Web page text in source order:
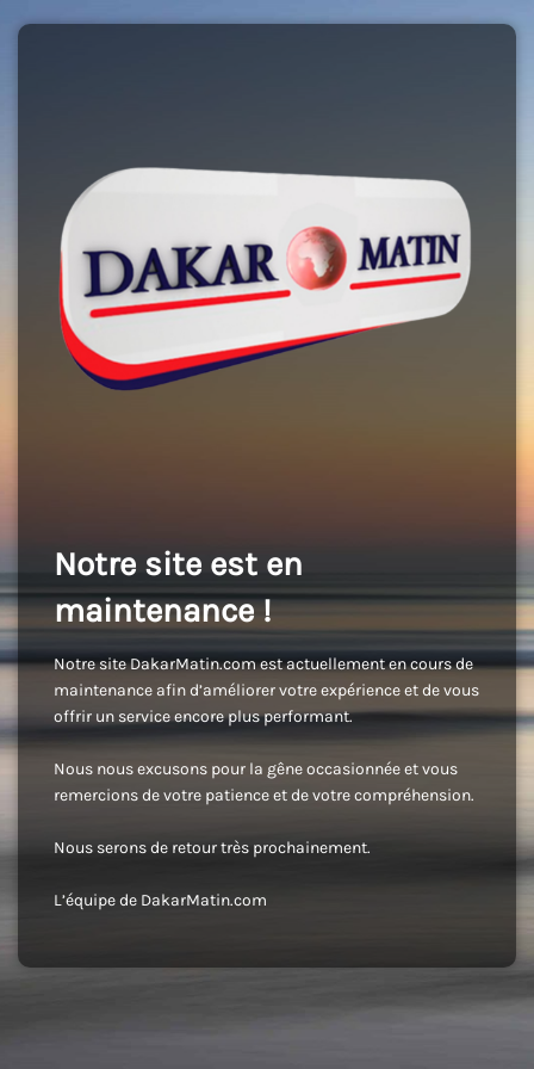
Notre site est en
maintenance !
Notre site DakarMatin.com est actuellement en cours de
maintenance afin d’améliorer votre expérience et de vous
offrir un service encore plus performant.
Nous nous excusons pour la gêne occasionnée et vous
remercions de votre patience et de votre compréhension.
Nous serons de retour très prochainement.
L’équipe de DakarMatin.com